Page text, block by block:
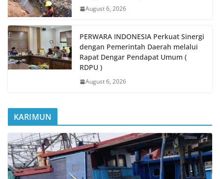
August 6, 2026
PERWARA INDONESIA Perkuat Sinergi
dengan Pemerintah Daerah melalui
Rapat Dengar Pendapat Umum (
RDPU )
August 6, 2026
KARIMUN